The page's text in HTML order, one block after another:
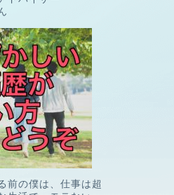
前の僕は、 仕事は超